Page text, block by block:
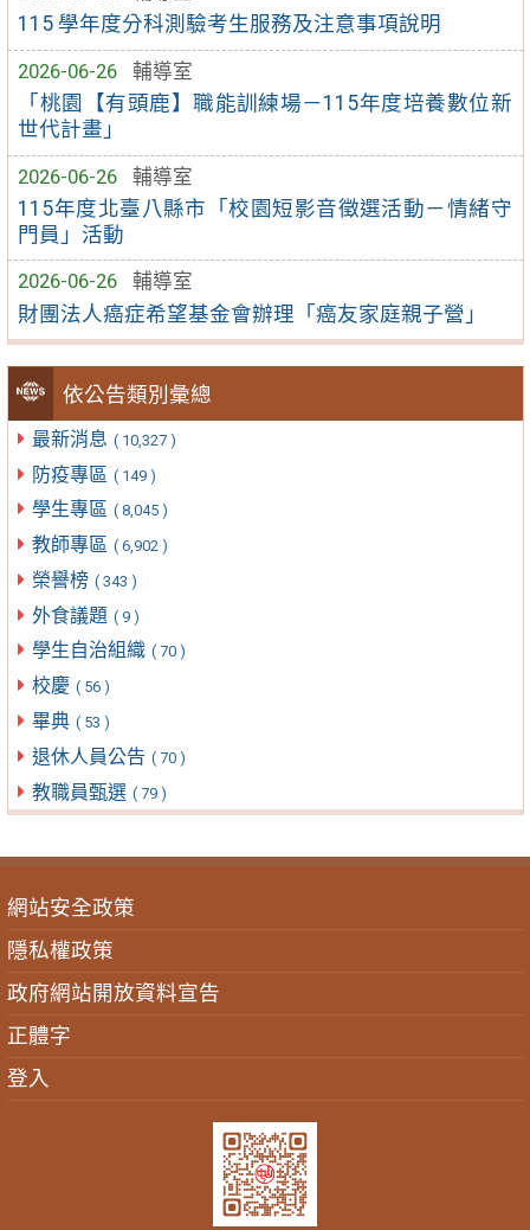
115 學年度分科測驗考生服務及注意事項說明
2026-06-26
輔導室
「桃園【有頭鹿】職能訓練場－115年度培養數位新
世代計畫」
2026-06-26
輔導室
115年度北臺八縣市「校園短影音徵選活動－情緒守
門員」活動
2026-06-26
輔導室
財團法人癌症希望基金會辦理「癌友家庭親子營」
依公告類別彙總
最新消息 ( 10,327 )
防疫專區 ( 149 )
學生專區 ( 8,045 )
教師專區 ( 6,902 )
榮譽榜 ( 343 )
外食議題 ( 9 )
學生自治組織 ( 70 )
校慶 ( 56 )
畢典 ( 53 )
退休人員公告 ( 70 )
教職員甄選 ( 79 )
網站安全政策
隱私權政策
政府網站開放資料宣告
正體字
登入